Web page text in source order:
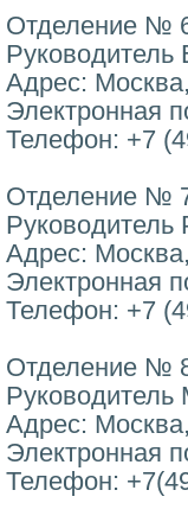
Отделение №
Адрес:
Электронная
Телефон: +7
Отделение №
Руководитель
Адрес:
Электронная
Телефон: +7
Отделение №
Адрес:
Электронная
Телефон: